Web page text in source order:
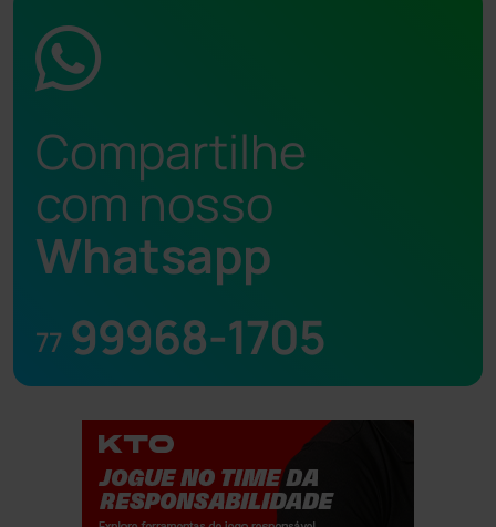
Compartilhe
com nosso
Whatsapp
77 99968-1705